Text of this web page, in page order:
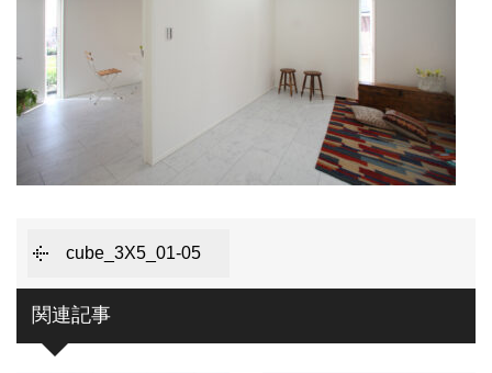
cube_3X5_01-05
関連記事